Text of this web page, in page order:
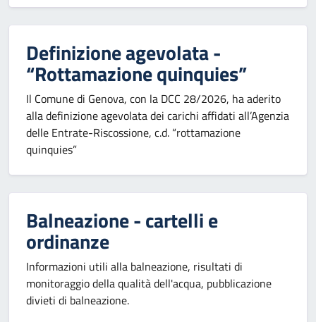
Definizione agevolata -
“Rottamazione quinquies”
Il Comune di Genova, con la DCC 28/2026, ha aderito
alla definizione agevolata dei carichi affidati all’Agenzia
delle Entrate-Riscossione, c.d. “rottamazione
quinquies”
Balneazione - cartelli e
ordinanze
Informazioni utili alla balneazione, risultati di
monitoraggio della qualità dell'acqua, pubblicazione
divieti di balneazione.